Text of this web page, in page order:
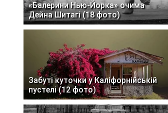
«Балерини Нью-Йорка» очима
Дейна Шитагі (18 фото)
Забуті куточки у Каліфорнійській
пустелі (12 фото)